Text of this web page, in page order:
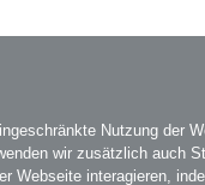
Facebook
Nutzung der
wir zusätzlich auch
Webseite interagieren,